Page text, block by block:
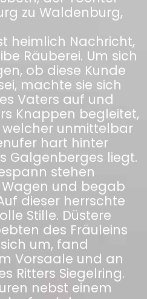
zu Waldenburg,
heimlich Nachricht,
Räuberei. Um sich
ob diese Kunde
machte sie sich
Vaters auf und
Knappen begleitet,
welcher unmittelbar
hart hinter
Galgenberges liegt.
stehen
und begab
dieser herrschte
Stille. Düstere
des Fräuleins
um, fand
Vorsaale und an
Ritters Siegelring.
nebst einem